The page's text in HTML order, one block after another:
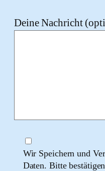
Deine Nachricht
Wir Speichern und
Daten. Bitte